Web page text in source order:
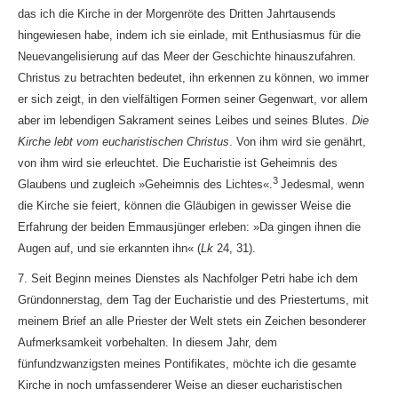
das ich die Kirche in der Morgenröte des Dritten Jahrtausends
hingewiesen habe, indem ich sie einlade, mit Enthusiasmus für die
Neuevangelisierung auf das Meer der Geschichte hinauszufahren.
Christus zu betrachten bedeutet, ihn erkennen zu können, wo immer
er sich zeigt, in den vielfältigen Formen seiner Gegenwart, vor allem
aber im lebendigen Sakrament seines Leibes und seines Blutes. Die
Kirche lebt vom eucharistischen Christus . Von ihm wird sie genährt,
von ihm wird sie erleuchtet. Die Eucharistie ist Geheimnis des
Glaubens und zugleich »Geheimnis des Lichtes«. 3 Jedesmal, wenn
die Kirche sie feiert, können die Gläubigen in gewisser Weise die
Erfahrung der beiden Emmausjünger erleben: »Da gingen ihnen die
Augen auf, und sie erkannten ihn« (Lk 24, 31).
7. Seit Beginn meines Dienstes als Nachfolger Petri habe ich dem
Gründonnerstag, dem Tag der Eucharistie und des Priestertums, mit
meinem Brief an alle Priester der Welt stets ein Zeichen besonderer
Aufmerksamkeit vorbehalten. In diesem Jahr, dem
fünfundzwanzigsten meines Pontifikates, möchte ich die gesamte
Kirche in noch umfassenderer Weise an dieser eucharistischen